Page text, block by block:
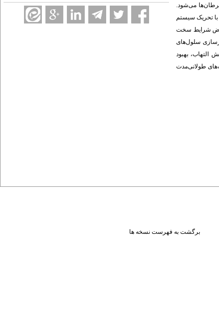
می‌شود.
با تحریک سیستم
معرض شرایط سخت
سلول‌های
التهاب، بهبود
طولانی‌مدت
برگشت به فهرست نسخه ها